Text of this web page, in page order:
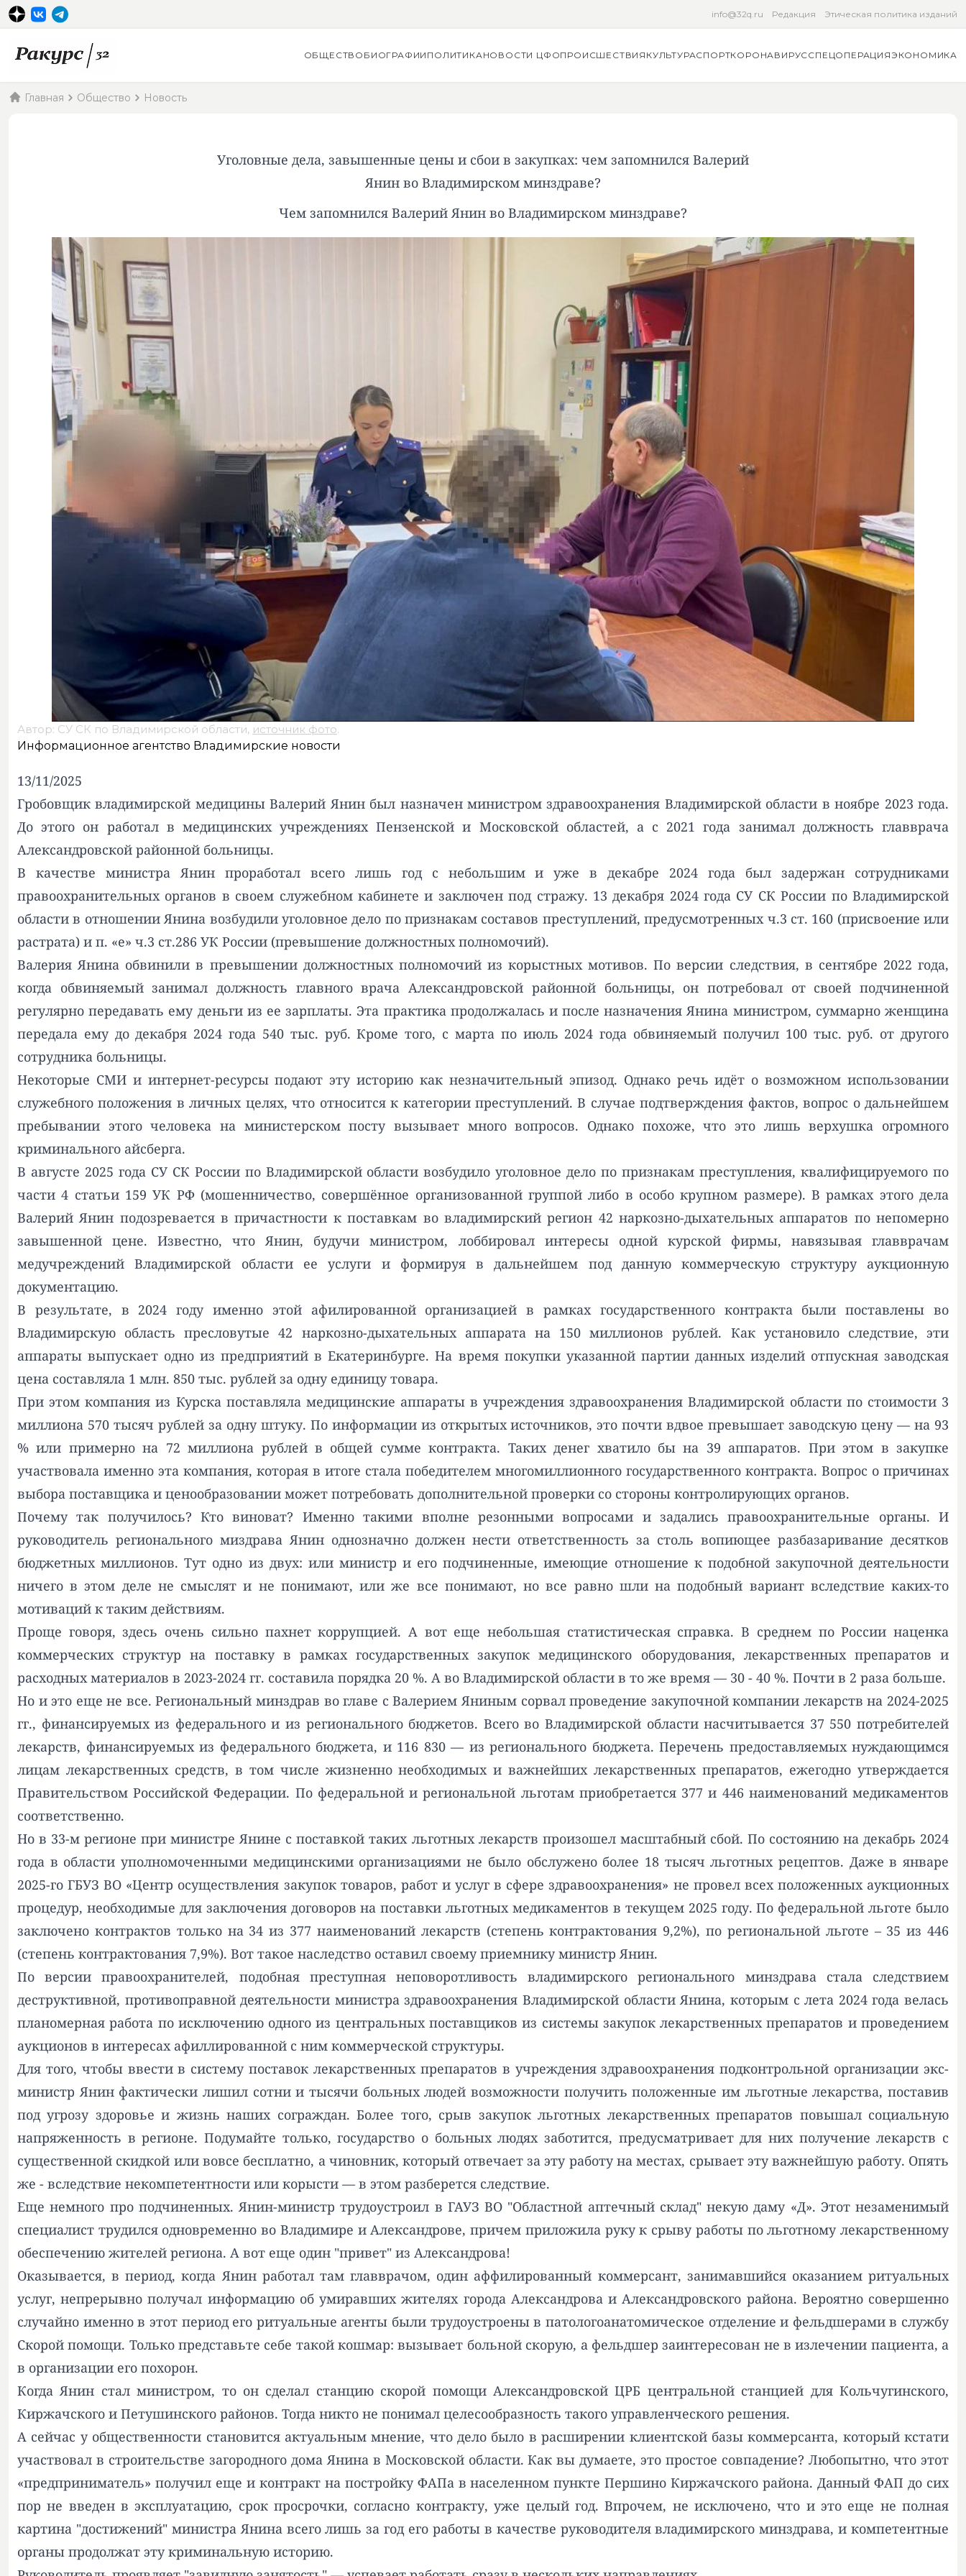
info@32q.ru Редакция Этическая политика изданий
ОБЩЕСТВО БИОГРАФИИ ПОЛИТИКАНОВОСТИ ЦФОПРОИСШЕСТВИЯ КУЛЬТУРАСПОРТКОРОНАВИРУССПЕЦОПЕРАЦИЯЭКОНОМИКА
Главная Общество Новость
Уголовные дела, завышенные цены и сбои в закупках: чем запомнился Валерий
Янин во Владимирском минздраве?
Чем запомнился Валерий Янин во Владимирском минздраве?
Автор: СУ СК по Владимирской области, источник фото.
Информационное агентство Владимирские новости
13/11/2025
Гробовщик владимирской медицины Валерий Янин был назначен министром здравоохранения Владимирской области в ноябре 2023 года.
До этого он работал в медицинских учреждениях Пензенской и Московской областей, а с 2021 года занимал должность главврача
Александровской районной больницы.
В качестве министра Янин проработал всего лишь год с небольшим и уже в декабре 2024 года был задержан сотрудниками
правоохранительных органов в своем служебном кабинете и заключен под стражу. 13 декабря 2024 года СУ СК России по Владимирской
области в отношении Янина возбудили уголовное дело по признакам составов преступлений, предусмотренных ч.3 ст. 160 (присвоение или
растрата) и п. «е» ч.3 ст.286 УК России (превышение должностных полномочий).
Валерия Янина обвинили в превышении должностных полномочий из корыстных мотивов. По версии следствия, в сентябре 2022 года,
когда обвиняемый занимал должность главного врача Александровской районной больницы, он потребовал от своей подчиненной
регулярно передавать ему деньги из ее зарплаты. Эта практика продолжалась и после назначения Янина министром, суммарно женщина
передала ему до декабря 2024 года 540 тыс. руб. Кроме того, с марта по июль 2024 года обвиняемый получил 100 тыс. руб. от другого
сотрудника больницы.
Некоторые СМИ и интернет-ресурсы подают эту историю как незначительный эпизод. Однако речь идёт о возможном использовании
служебного положения в личных целях, что относится к категории преступлений. В случае подтверждения фактов, вопрос о дальнейшем
пребывании этого человека на министерском посту вызывает много вопросов. Однако похоже, что это лишь верхушка огромного
криминального айсберга.
В августе 2025 года СУ СК России по Владимирской области возбудило уголовное дело по признакам преступления, квалифицируемого по
части 4 статьи 159 УК РФ (мошенничество, совершённое организованной группой либо в особо крупном размере). В рамках этого дела
Валерий Янин подозревается в причастности к поставкам во владимирский регион 42 наркозно-дыхательных аппаратов по непомерно
завышенной цене. Известно, что Янин, будучи министром, лоббировал интересы одной курской фирмы, навязывая главврачам
медучреждений Владимирской области ее услуги и формируя в дальнейшем под данную коммерческую структуру аукционную
документацию.
В результате, в 2024 году именно этой афилированной организацией в рамках государственного контракта были поставлены во
Владимирскую область пресловутые 42 наркозно-дыхательных аппарата на 150 миллионов рублей. Как установило следствие, эти
аппараты выпускает одно из предприятий в Екатеринбурге. На время покупки указанной партии данных изделий отпускная заводская
цена составляла 1 млн. 850 тыс. рублей за одну единицу товара.
При этом компания из Курска поставляла медицинские аппараты в учреждения здравоохранения Владимирской области по стоимости 3
миллиона 570 тысяч рублей за одну штуку. По информации из открытых источников, это почти вдвое превышает заводскую цену — на 93
% или примерно на 72 миллиона рублей в общей сумме контракта. Таких денег хватило бы на 39 аппаратов. При этом в закупке
участвовала именно эта компания, которая в итоге стала победителем многомиллионного государственного контракта. Вопрос о причинах
выбора поставщика и ценообразовании может потребовать дополнительной проверки со стороны контролирующих органов.
Почему так получилось? Кто виноват? Именно такими вполне резонными вопросами и задались правоохранительные органы. И
руководитель регионального миздрава Янин однозначно должен нести ответственность за столь вопиющее разбазаривание десятков
бюджетных миллионов. Тут одно из двух: или министр и его подчиненные, имеющие отношение к подобной закупочной деятельности
ничего в этом деле не смыслят и не понимают, или же все понимают, но все равно шли на подобный вариант вследствие каких-то
мотиваций к таким действиям.
Проще говоря, здесь очень сильно пахнет коррупцией. А вот еще небольшая статистическая справка. В среднем по России наценка
коммерческих структур на поставку в рамках государственных закупок медицинского оборудования, лекарственных препаратов и
расходных материалов в 2023-2024 гг. составила порядка 20 %. А во Владимирской области в то же время — 30 - 40 %. Почти в 2 раза больше.
Но и это еще не все. Региональный минздрав во главе с Валерием Яниным сорвал проведение закупочной компании лекарств на 2024-2025
гг., финансируемых из федерального и из регионального бюджетов. Всего во Владимирской области насчитывается 37 550 потребителей
лекарств, финансируемых из федерального бюджета, и 116 830 — из регионального бюджета. Перечень предоставляемых нуждающимся
лицам лекарственных средств, в том числе жизненно необходимых и важнейших лекарственных препаратов, ежегодно утверждается
Правительством Российской Федерации. По федеральной и региональной льготам приобретается 377 и 446 наименований медикаментов
соответственно.
Но в 33-м регионе при министре Янине с поставкой таких льготных лекарств произошел масштабный сбой. По состоянию на декабрь 2024
года в области уполномоченными медицинскими организациями не было обслужено более 18 тысяч льготных рецептов. Даже в январе
2025-го ГБУЗ ВО «Центр осуществления закупок товаров, работ и услуг в сфере здравоохранения» не провел всех положенных аукционных
процедур, необходимые для заключения договоров на поставки льготных медикаментов в текущем 2025 году. По федеральной льготе было
заключено контрактов только на 34 из 377 наименований лекарств (степень контрактования 9,2%), по региональной льготе – 35 из 446
(степень контрактования 7,9%). Вот такое наследство оставил своему приемнику министр Янин.
По версии правоохранителей, подобная преступная неповоротливость владимирского регионального минздрава стала следствием
деструктивной, противоправной деятельности министра здравоохранения Владимирской области Янина, которым с лета 2024 года велась
планомерная работа по исключению одного из центральных поставщиков из системы закупок лекарственных препаратов и проведением
аукционов в интересах афиллированной с ним коммерческой структуры.
Для того, чтобы ввести в систему поставок лекарственных препаратов в учреждения здравоохранения подконтрольной организации экс-
министр Янин фактически лишил сотни и тысячи больных людей возможности получить положенные им льготные лекарства, поставив
под угрозу здоровье и жизнь наших сограждан. Более того, срыв закупок льготных лекарственных препаратов повышал социальную
напряженность в регионе. Подумайте только, государство о больных людях заботится, предусматривает для них получение лекарств с
существенной скидкой или вовсе бесплатно, а чиновник, который отвечает за эту работу на местах, срывает эту важнейшую работу. Опять
же - вследствие некомпетентности или корысти — в этом разберется следствие.
Еще немного про подчиненных. Янин-министр трудоустроил в ГАУЗ ВО "Областной аптечный склад" некую даму «Д». Этот незаменимый
специалист трудился одновременно во Владимире и Александрове, причем приложила руку к срыву работы по льготному лекарственному
обеспечению жителей региона. А вот еще один "привет" из Александрова!
Оказывается, в период, когда Янин работал там главврачом, один аффилированный коммерсант, занимавшийся оказанием ритуальных
услуг, непрерывно получал информацию об умиравших жителях города Александрова и Александровского района. Вероятно совершенно
случайно именно в этот период его ритуальные агенты были трудоустроены в патологоанатомическое отделение и фельдшерами в службу
Скорой помощи. Только представьте себе такой кошмар: вызывает больной скорую, а фельдшер заинтересован не в излечении пациента, а
в организации его похорон.
Когда Янин стал министром, то он сделал станцию скорой помощи Александровской ЦРБ центральной станцией для Кольчугинского,
Киржачского и Петушинского районов. Тогда никто не понимал целесообразность такого управленческого решения.
А сейчас у общественности становится актуальным мнение, что дело было в расширении клиентской базы коммерсанта, который кстати
участвовал в строительстве загородного дома Янина в Московской области. Как вы думаете, это простое совпадение? Любопытно, что этот
«предприниматель» получил еще и контракт на постройку ФАПа в населенном пункте Першино Киржачского района. Данный ФАП до сих
пор не введен в эксплуатацию, срок просрочки, согласно контракту, уже целый год. Впрочем, не исключено, что и это еще не полная
картина "достижений" министра Янина всего лишь за год его работы в качестве руководителя владимирского минздрава, и компетентные
органы продолжат эту криминальную историю.